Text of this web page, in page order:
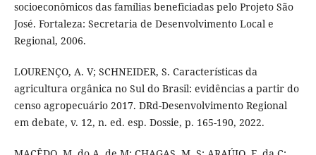
socioeconômicos das famílias beneficiadas pelo Projeto São
José. Fortaleza: Secretaria de Desenvolvimento Local e
Regional, 2006.
LOURENÇO, A. V; SCHNEIDER, S. Características da
agricultura orgânica no Sul do Brasil: evidências a partir do
censo agropecuário 2017. DRd-Desenvolvimento Regional
em debate, v. 12, n. ed. esp. Dossie, p. 165-190, 2022.